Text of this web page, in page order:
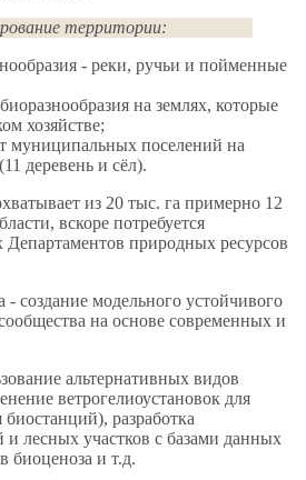
территории:
- реки, ручьи и пойменные
на землях, которые
хозяйстве;
муниципальных поселений на
деревень и сёл).
из 20 тыс. га примерно 12
вскоре потребуется
Департаментов природных ресурсов
- создание модельного устойчивого
на основе современных и
альтернативных видов
ветрогелиоустановок для
разработка
и лесных участков с базами данных
биоценоза и т.д.